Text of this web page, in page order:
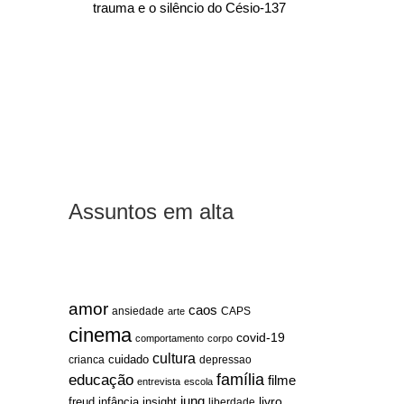
trauma e o silêncio do Césio-137
Assuntos em alta
amor ansiedade arte caos CAPS
cinema comportamento corpo covid-19
crianca cuidado cultura depressao
educação entrevista escola família filme